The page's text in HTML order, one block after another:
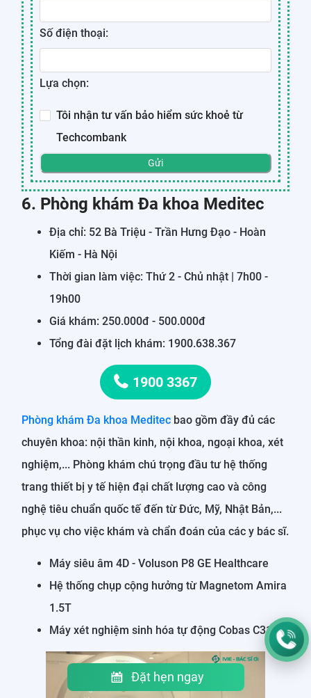
Đặt hẹn ngay
Số điện thoại:
Lựa chọn:
Tôi nhận tư vấn bảo hiểm sức khoẻ từ
Techcombank
Gửi
6. Phòng khám Đa khoa Meditec
Địa chỉ: 52 Bà Triệu - Trần Hưng Đạo - Hoàn
Kiếm - Hà Nội
Thời gian làm việc: Thứ 2 - Chủ nhật | 7h00 -
19h00
Giá khám: 250.000đ - 500.000đ
Tổng đài đặt lịch khám: 1900.638.367
1900 3367
Phòng khám Đa khoa Meditec bao gồm đầy đủ các
chuyên khoa: nội thần kinh, nội khoa, ngoại khoa, xét
nghiệm,... Phòng khám chú trọng đầu tư hệ thống
trang thiết bị y tế hiện đại chất lượng cao và công
nghệ tiêu chuẩn quốc tế đến từ Đức, Mỹ, Nhật Bản,...
phục vụ cho việc khám và chẩn đoán của các y bác sĩ.
Máy siêu âm 4D - Voluson P8 GE Healthcare
Hệ thống chụp cộng hưởng từ Magnetom Amira
1.5T
Máy xét nghiệm sinh hóa tự động Cobas C311